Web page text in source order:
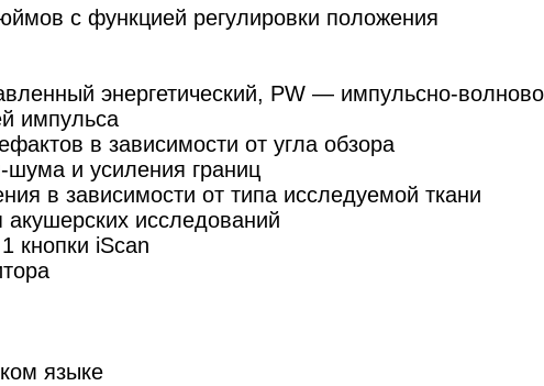
с функцией регулировки положения
энергетический, PW — импульсно-
импульса
в зависимости от угла обзора
шума и усиления границ
в зависимости от типа исследуемой ткани
исследований
кнопки iScan
языке